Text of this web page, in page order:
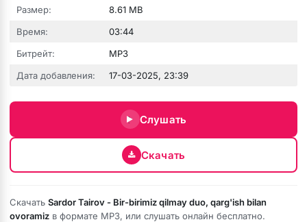
Размер:
8.61 MB
Время:
03:44
Битрейт:
MP3
Дата добавления:
17-03-2025, 23:39
Слушать
Скачать
Скачать Sardor Tairov - Bir-birimiz qilmay duo, qarg'ish bilan
ovoramiz в формате MP3, или слушать онлайн бесплатно.